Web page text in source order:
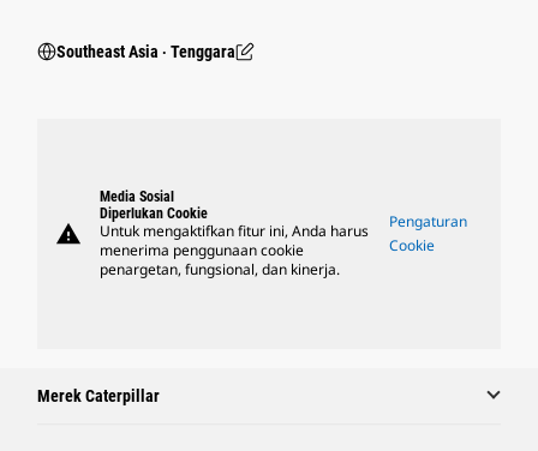
Southeast Asia ‧ Tenggara
warning
Media Sosial
Diperlukan Cookie
Untuk mengaktifkan fitur ini, Anda harus
menerima penggunaan cookie
penargetan, fungsional, dan kinerja.
Pengaturan
Cookie
Merek Caterpillar